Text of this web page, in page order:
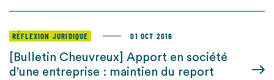
RÉFLEXION JURIDIQUE 01 OCT 2016
[Bulletin Cheuvreux] Apport en société
d’une entreprise : maintien du report